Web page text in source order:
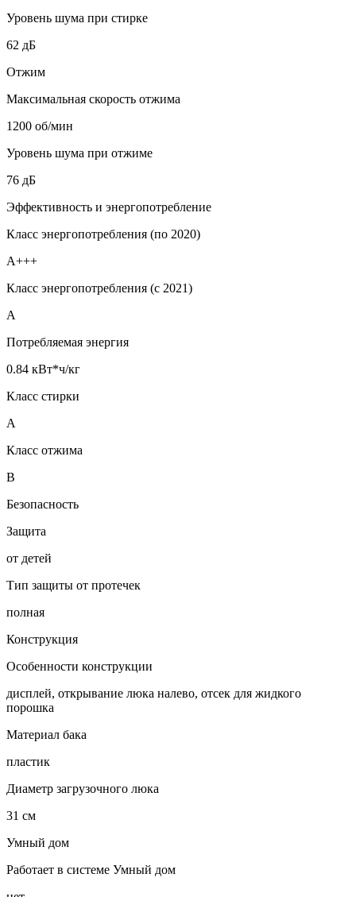
Уровень шума при стирке
62 дБ
Отжим
Максимальная скорость отжима
1200 об/мин
Уровень шума при отжиме
76 дБ
Эффективность и энергопотребление
Класс энергопотребления (по 2020)
A+++
Класс энергопотребления (с 2021)
A
Потребляемая энергия
0.84 кВт*ч/кг
Класс стирки
A
Класс отжима
B
Безопасность
Защита
от детей
Тип защиты от протечек
полная
Конструкция
Особенности конструкции
дисплей, открывание люка налево, отсек для жидкого
порошка
Материал бака
пластик
Диаметр загрузочного люка
31 см
Умный дом
Работает в системе Умный дом